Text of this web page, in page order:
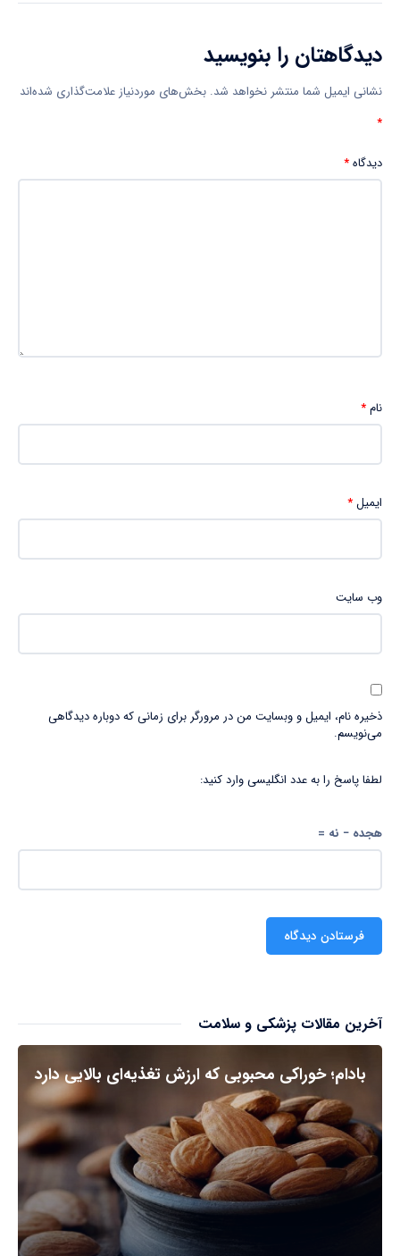
دیدگاهتان را بنویسید
نشانی ایمیل شما منتشر نخواهد شد. بخش‌های موردنیاز علامت‌گذاری شده‌اند
*
دیدگاه*
نام*
ایمیل*
وب‌ سایت
ذخیره نام، ایمیل و وبسایت من در مرورگر برای زمانی که دوباره دیدگاهی
می‌نویسم.
لطفا پاسخ را به عدد انگلیسی وارد کنید:
هجده − نه =
آخرین مقالات پزشکی و سلامت
بادام؛ خوراکی محبوبی که ارزش تغذیه‌ای بالایی دارد